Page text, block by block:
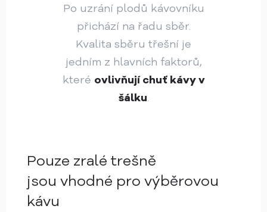
Po uzrání plodů kávovníku
přichází na řadu sběr.
Kvalita sběru třešní je
jedním z hlavních faktorů,
které ovlivňují chuť kávy v
šálku.
Pouze zralé trešně
jsou vhodné pro výběrovou
kávu